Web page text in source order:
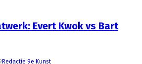
Evert Kwok vs Bart
Redactie 9e Kunst